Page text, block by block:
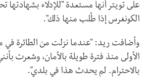
على تويتر أنها مستعدة "للإدلاء
الكونغرس إذا طُلب منها ذلك".
وأضافت ريد: "عندما نزلت من الطائرة في
الأولى منذ فترة طويلة بالأمان، وشعرت
بالاحترام. لم يحدث هذا في بلدي".